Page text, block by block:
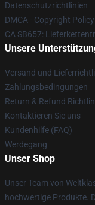
Datenschutzrichtlinien
DMCA - Copyright Policy
CA SB657:
Unsere
Versand und
Zahlungsbedingungen
Return & Refund
Kontaktieren Sie uns
Kundenhilfe (FAQ)
Werdegang
Unser Shop
Unser Team von
hochwertige Produkte.